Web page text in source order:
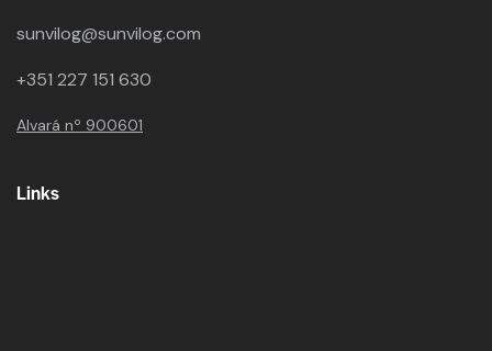
sunvilog@sunvilog.com
+351 227 151 630
Alvará nº 900601
Links